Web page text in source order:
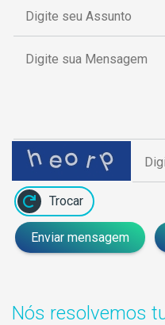
Trocar
Enviar mensagem
Nós resolvemos